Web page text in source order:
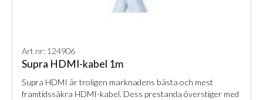
Art nr: 124906
Supra HDMI-kabel 1m
Supra HDMI är troligen marknadens bästa och mest
framtidssäkra HDMI-kabel. Dess prestanda överstiger med